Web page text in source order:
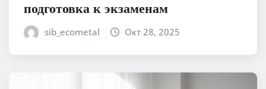
подготовка к экзаменам
sib_ecometal Окт 28, 2025